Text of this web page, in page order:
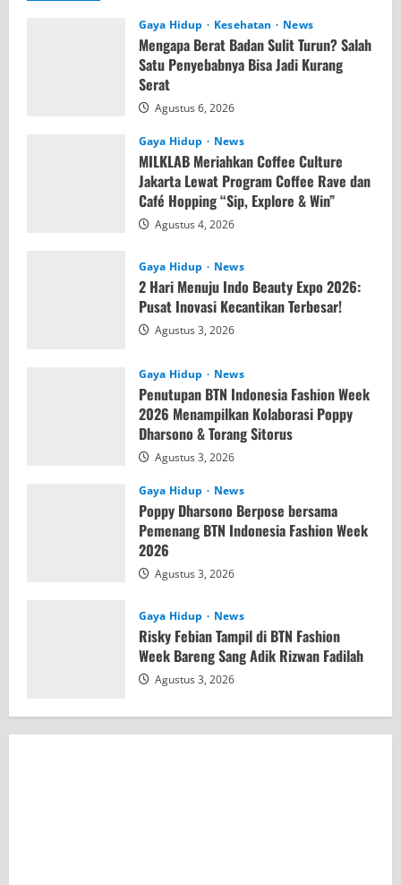
Gaya Hidup Kesehatan News
Mengapa Berat Badan Sulit Turun? Salah
Satu Penyebabnya Bisa Jadi Kurang
Serat
Agustus 6, 2026
Gaya Hidup News
MILKLAB Meriahkan Coffee Culture
Jakarta Lewat Program Coffee Rave dan
Café Hopping “Sip, Explore & Win”
Agustus 4, 2026
Gaya Hidup News
2 Hari Menuju Indo Beauty Expo 2026:
Pusat Inovasi Kecantikan Terbesar!
Agustus 3, 2026
Gaya Hidup News
Penutupan BTN Indonesia Fashion Week
2026 Menampilkan Kolaborasi Poppy
Dharsono & Torang Sitorus
Agustus 3, 2026
Gaya Hidup News
Poppy Dharsono Berpose bersama
Pemenang BTN Indonesia Fashion Week
2026
Agustus 3, 2026
Gaya Hidup News
Risky Febian Tampil di BTN Fashion
Week Bareng Sang Adik Rizwan Fadilah
Agustus 3, 2026